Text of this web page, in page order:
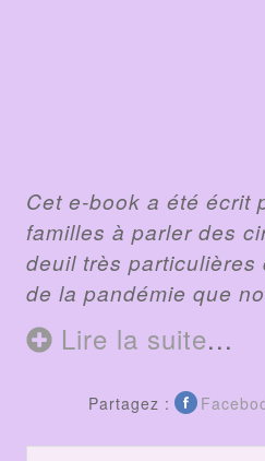
Cet e-book a été écrit
familles à parler des
deuil très particulières
de la pandémie que
Lire la suite...
Partagez :